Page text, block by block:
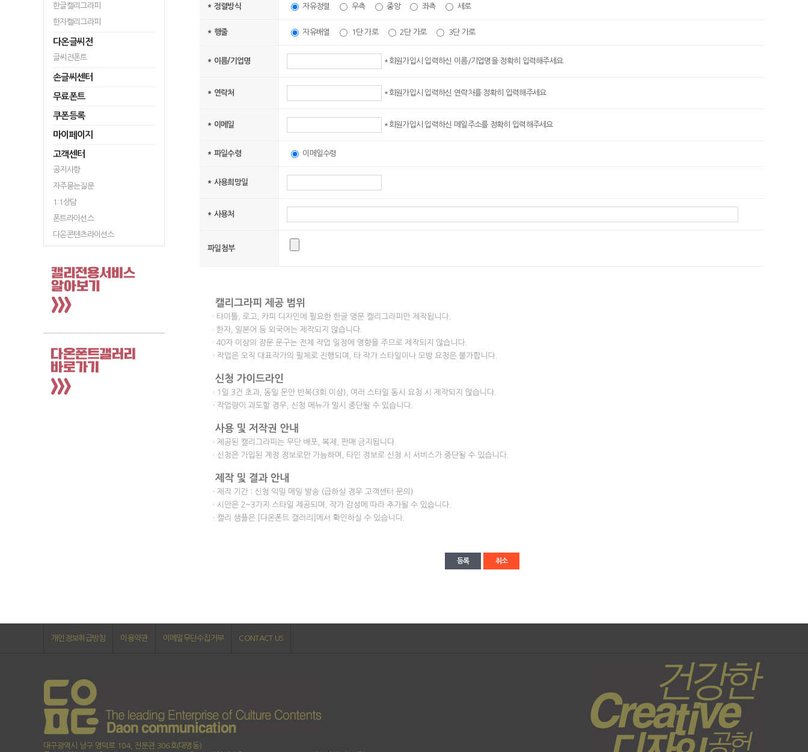
한글캘리그라피
한자캘리그라피
다온글씨전
글씨전폰트
손글씨센터
무료폰트
쿠폰등록
마이페이지
고객센터
공지사항
자주묻는질문
1:1상담
폰트라이선스
다온콘텐츠라이선스
* 정렬방식 자유정렬 우측 중앙 좌측 세로
* 행줄 자유배열 1단 가로 2단 가로 3단 가로
* 이름/기업명 *회원가입시 입력하신 이름/기업명을 정확히 입력해주세요
* 연락처 *회원가입시 입력하신 연락처를 정확히 입력해주세요
* 이메일 *회원가입시 입력하신 메일주소를 정확히 입력해주세요
* 파일수령 이메일수령
* 사용희망일
* 사용처
파일첨부
등록 취소
개인정보취급방침 이용약관 이메일무단수집거부 CONTACT US
대구광역시 남구 명덕로 104, 전문관 306호(대명동)